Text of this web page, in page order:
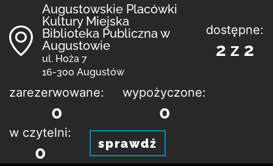
Augustowskie Placówki
Kultury Miejska
Biblioteka Publiczna w
Augustowie
ul. Hoża 7
16-300 Augustów
dostępne:
2 z 2
zarezerwowane:
0
wypożyczone:
0
w czytelni:
0 sprawdź